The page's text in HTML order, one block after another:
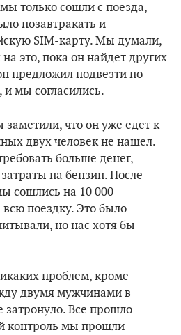
только сошли с поезда,
позавтракать и
SIM-карту. Мы думали,
это, пока он найдет других
предложил подвезти по
мы согласились.
что он уже едет к
двух человек не нашел.
больше денег,
на бензин. После
сошлись на 10 000
всю поездку. Это было
но нас хотя бы
проблем, кроме
двумя мужчинами в
затронуло. Все прошло
контроль мы прошли